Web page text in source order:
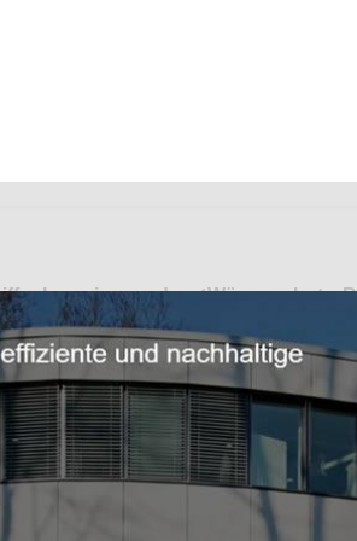
Ingenieure oder ✓Wärmeschutz,
➡️ Pfeiffer Ingenieure,